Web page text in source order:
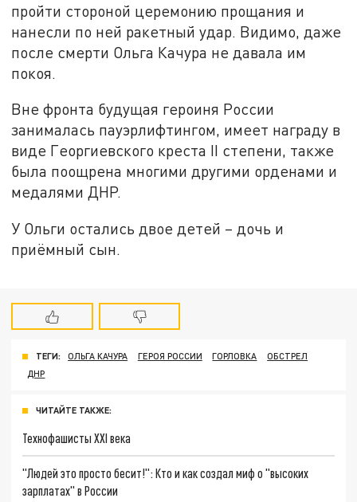
пройти стороной церемонию прощания и
нанесли по ней ракетный удар. Видимо, даже
после смерти Ольга Качура не давала им
покоя.
Вне фронта будущая героиня России
занималась пауэрлифтингом, имеет награду в
виде Георгиевского креста II степени, также
была поощрена многими другими орденами и
медалями ДНР.
У Ольги остались двое детей – дочь и
приёмный сын.
ТЕГИ: ОЛЬГА КАЧУРА ГЕРОЯ РОССИИ ГОРЛОВКА
ОБСТРЕЛ
ДНР
ЧИТАЙТЕ ТАКЖЕ:
Технофашисты XXI века
"Людей это просто бесит!": Кто и как создал миф о "высоких
зарплатах" в России